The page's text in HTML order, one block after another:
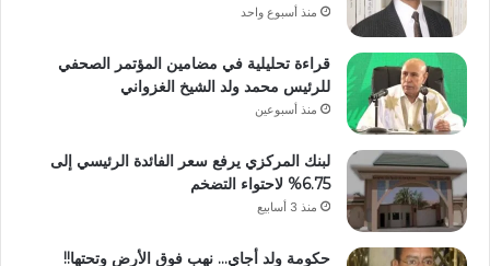
منذ أسبوع واحد
قراءة تحليلية في مضامين المؤتمر الصحفي
للرئيس محمد ولد الشيخ الغزواني
منذ أسبوعين
لبنك المركزي يرفع سعر الفائدة الرئيسي إلى
6.75% لاحتواء التضخم
منذ 3 أسابيع
حكومة ولد أجاي… نهب فوق الأرض وتحتها!!